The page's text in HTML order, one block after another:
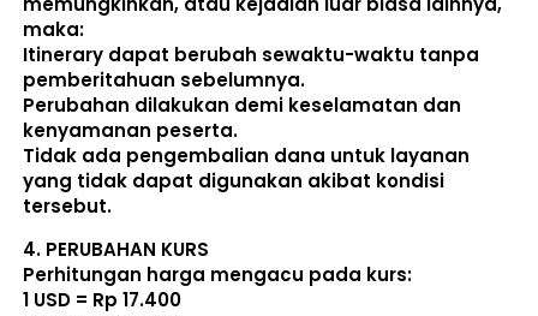
maka:
Itinerary dapat berubah sewaktu-waktu tanpa
pemberitahuan sebelumnya.
Perubahan dilakukan demi keselamatan dan
kenyamanan peserta.
Tidak ada pengembalian dana untuk layanan
yang tidak dapat digunakan akibat kondisi
tersebut.
4. PERUBAHAN KURS
Perhitungan harga mengacu pada kurs:
1 USD = Rp 17.400